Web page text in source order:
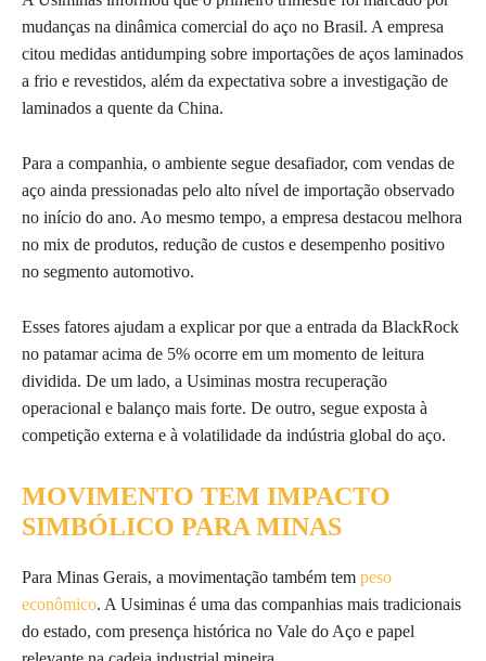
mudanças na dinâmica comercial do aço no Brasil. A empresa
citou medidas antidumping sobre importações de aços laminados
a frio e revestidos, além da expectativa sobre a investigação de
laminados a quente da China.
Para a companhia, o ambiente segue desafiador, com vendas de
aço ainda pressionadas pelo alto nível de importação observado
no início do ano. Ao mesmo tempo, a empresa destacou melhora
no mix de produtos, redução de custos e desempenho positivo
no segmento automotivo.
Esses fatores ajudam a explicar por que a entrada da BlackRock
no patamar acima de 5% ocorre em um momento de leitura
dividida. De um lado, a Usiminas mostra recuperação
operacional e balanço mais forte. De outro, segue exposta à
competição externa e à volatilidade da indústria global do aço.
MOVIMENTO TEM IMPACTO
SIMBÓLICO PARA MINAS
Para Minas Gerais, a movimentação também tem peso
econômico. A Usiminas é uma das companhias mais tradicionais
do estado, com presença histórica no Vale do Aço e papel